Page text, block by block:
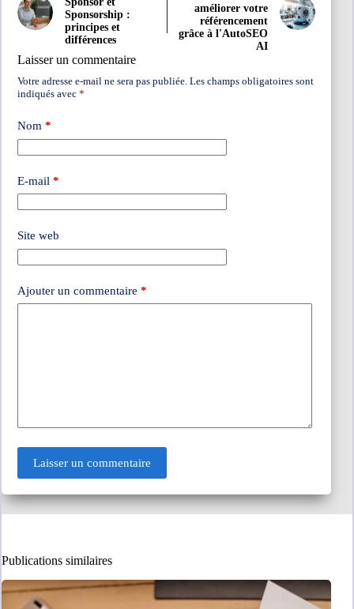
Sponsorship :
principes et
différences
améliorer votre
référencement
grâce à l'AutoSEO
AI
Laisser un commentaire
Votre adresse e-mail ne sera pas publiée. Les champs obligatoires sont
indiqués avec *
Nom *
E-mail *
Site web
Ajouter un commentaire *
Laisser un commentaire
Publications similaires